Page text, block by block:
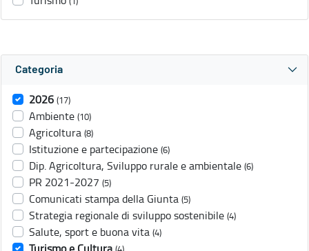
Categoria
2026 (17)
Ambiente (10)
Agricoltura (8)
Istituzione e partecipazione (6)
Dip. Agricoltura, Sviluppo rurale e ambientale (6)
PR 2021-2027 (5)
Comunicati stampa della Giunta (5)
Strategia regionale di sviluppo sostenibile (4)
Salute, sport e buona vita (4)